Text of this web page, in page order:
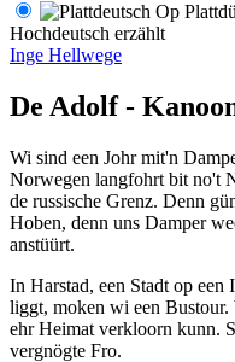
Op
Hochdeutsch erzählt
Inge Hellwege
De Adolf -
Wi sind een Johr mit'n
Norwegen langfohrt bit no't
de russische Grenz. Denn
Hoben, denn uns Damper
anstüürt.
In Harstad, een Stadt op
liggt, moken wi een Bustour.
ehr Heimat verkloorn kunn.
vergnögte Fro.